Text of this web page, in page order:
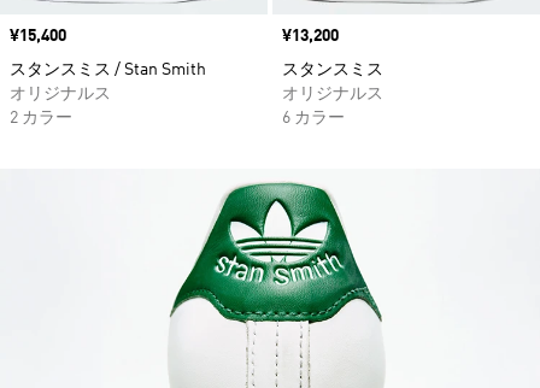
価格
¥15,400
スタンスミス / Stan Smith
オリジナルス
2 カラー
価格
¥13,200
スタンスミス
オリジナルス
6 カラー